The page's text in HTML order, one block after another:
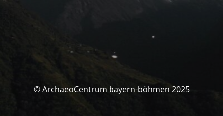
© ArchaeoCentrum bayern-böhmen 2025